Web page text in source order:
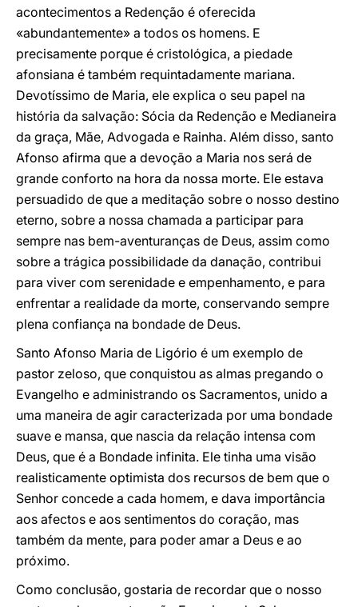
acontecimentos a Redenção é oferecida
«abundantemente» a todos os homens. E
precisamente porque é cristológica, a piedade
afonsiana é também requintadamente mariana.
Devotíssimo de Maria, ele explica o seu papel na
história da salvação: Sócia da Redenção e Medianeira
da graça, Mãe, Advogada e Rainha. Além disso, santo
Afonso afirma que a devoção a Maria nos será de
grande conforto na hora da nossa morte. Ele estava
persuadido de que a meditação sobre o nosso destino
eterno, sobre a nossa chamada a participar para
sempre nas bem-aventuranças de Deus, assim como
sobre a trágica possibilidade da danação, contribui
para viver com serenidade e empenhamento, e para
enfrentar a realidade da morte, conservando sempre
plena confiança na bondade de Deus.
Santo Afonso Maria de Ligório é um exemplo de
pastor zeloso, que conquistou as almas pregando o
Evangelho e administrando os Sacramentos, unido a
uma maneira de agir caracterizada por uma bondade
suave e mansa, que nascia da relação intensa com
Deus, que é a Bondade infinita. Ele tinha uma visão
realisticamente optimista dos recursos de bem que o
Senhor concede a cada homem, e dava importância
aos afectos e aos sentimentos do coração, mas
também da mente, para poder amar a Deus e ao
próximo.
Como conclusão, gostaria de recordar que o nosso